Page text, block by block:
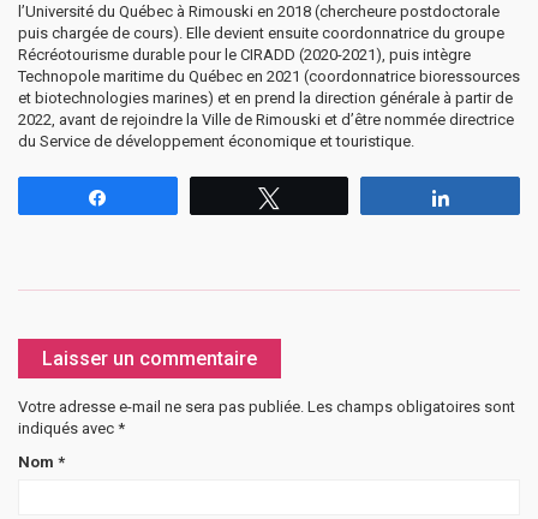
l’Université du Québec à Rimouski en 2018 (chercheure postdoctorale
puis chargée de cours). Elle devient ensuite coordonnatrice du groupe
Récréotourisme durable pour le CIRADD (2020-2021), puis intègre
Technopole maritime du Québec en 2021 (coordonnatrice bioressources
et biotechnologies marines) et en prend la direction générale à partir de
2022, avant de rejoindre la Ville de Rimouski et d’être nommée directrice
du Service de développement économique et touristique.
Laisser un commentaire
Votre adresse e-mail ne sera pas publiée. Les champs obligatoires sont
indiqués avec *
Nom *